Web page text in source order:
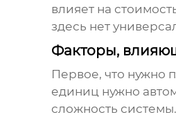
влияет на
здесь нет
Факторы,
Первое, что нужно
единиц нужно
сложность